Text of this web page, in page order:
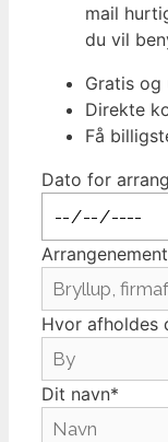
mail
du vil
Gratis
Direkte
Få
Dato for
Hvor afholdes
Dit navn*